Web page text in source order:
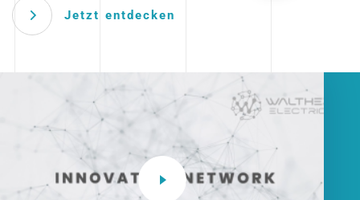
Jetzt entdecken